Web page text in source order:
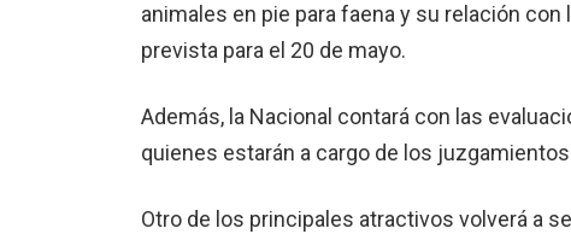
animales en pie para faena y su relación
prevista para el 20 de mayo.
Además, la Nacional contará con las
quienes estarán a cargo de los
Otro de los principales atractivos volverá a